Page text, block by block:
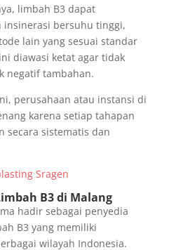
limbah B3 dapat
insinerasi bersuhu tinggi,
lain yang sesuai standar
diawasi ketat agar tidak
negatif tambahan.
perusahaan atau instansi di
karena setiap tahapan
secara sistematis dan
Sragen
B3 di Malang
hadir sebagai penyedia
B3 yang memiliki
wilayah Indonesia.